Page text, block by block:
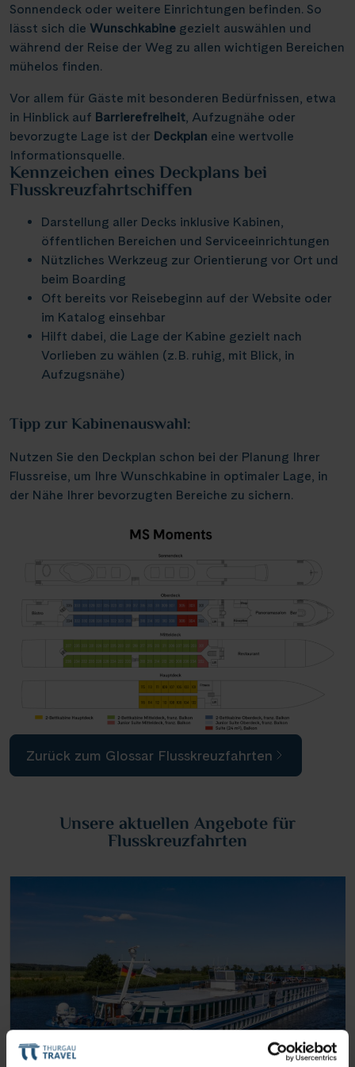
Infos
Kontakt
Reisekalender
Reisekataloge
Newsletter
Kundenlogin
Agenturbereich
WhatsApp Hotline +49 30 346 456 950
Sonnendeck oder weitere Einrichtungen befinden. So
lässt sich die Wunschkabine gezielt auswählen und
während der Reise der Weg zu allen wichtigen Bereichen
mühelos finden.
Vor allem für Gäste mit besonderen Bedürfnissen, etwa
in Hinblick auf Barrierefreiheit, Aufzugnähe oder
bevorzugte Lage ist der Deckplan eine wertvolle
Informationsquelle.
Kennzeichen eines Deckplans bei
Flusskreuzfahrtschiffen
Darstellung aller Decks inklusive Kabinen,
öffentlichen Bereichen und Serviceeinrichtungen
Nützliches Werkzeug zur Orientierung vor Ort und
beim Boarding
Oft bereits vor Reisebeginn auf der Website oder
im Katalog einsehbar
Hilft dabei, die Lage der Kabine gezielt nach
Vorlieben zu wählen (z. B. ruhig, mit Blick, in
Aufzugsnähe)
Tipp zur Kabinenauswahl:
Nutzen Sie den Deckplan schon bei der Planung Ihrer
Flussreise, um Ihre Wunschkabine in optimaler Lage, in
der Nähe Ihrer bevorzugten Bereiche zu sichern.
Zurück zum Glossar Flusskreuzfahrten
Unsere aktuellen Angebote für
Flusskreuzfahrten
Schottland(3)
Serbien(2)
Slowakei (7)
Ungarn(7)
Asien(24)
Havel, Peene & Hunte(20)
Mosel (19)
Neckar (3)
Oder, Ostsee, Nord-Ostsee-Kanal(16)
Oder, Ostsee, Peene
Rhein (86)
Rhône & Saône(5)
Saar(9)
Seine, Oise & Schelde(5)
Spree (5)
Weser, Ems & Hunte
Thurgau Avanti (12)
Thurgau Chopin(35)
Thurgau Gold (18)
Thurgau Prestige(15)
Thurgau Saxonia
Voyage(5)
Naturreise(21)
Rhein in Flammen
Silvester (5)
Tanzreise (1)
Tulpenblüte(9)
Velo und Schiff(2)
Kreidefelsen Étretat(4)
Loreley, Romantischer Rhein (26)
Meyer Werft Papenburg (4)
Nord-Ostsee-Kanal(3)
Pont d’Avignon
Porta Nigra(11)
Reichsburg Cochem(11)
Saarschleife(10)
Schiffshebewerk Niederfinow
Schiffshebewerk Scharnebeck(6)
Schloss Heidelberg
Schloss Schönbrunn(1)
Schlögener Schlinge(2)
St. Georgs-Arm
Wasserstrassenkreuz Magdeburg
Lyon(4)
Münster(1)
Nancy(1)
Nürnberg (2)
Paris(5)
Passau
Potsdam(1)
Saarbrücken (5)
Stralsund(4)
Stuttgart(1)
Valence(1)
Würzburg(2)